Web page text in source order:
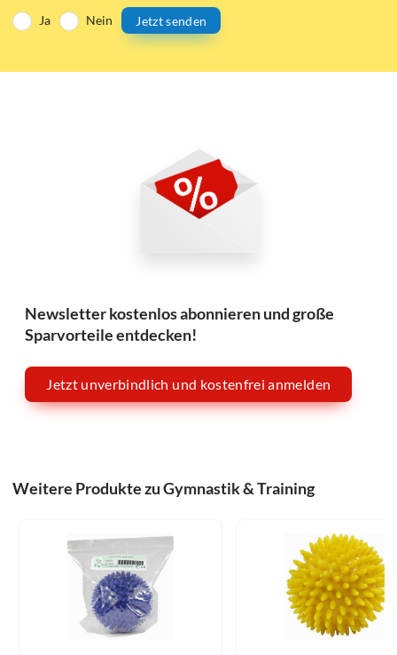
Ja Nein Jetzt senden
Newsletter kostenlos abonnieren und große
Sparvorteile entdecken!
Jetzt unverbindlich und kostenfrei anmelden
Weitere Produkte zu Gymnastik & Training